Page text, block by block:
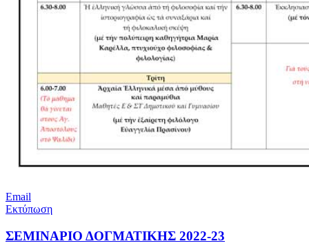
Email
Εκτύπωση
ΣΕΜΙΝΑΡΙΟ ΔΟΓΜΑΤΙΚΗΣ 2022-23